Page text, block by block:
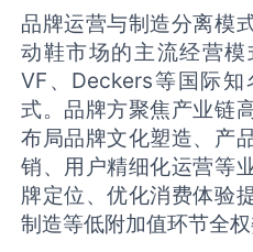
品牌运营与制造分离模
动鞋市场的主流经营模
VF、Deckers等国际
式。品牌方聚焦产业链
布局品牌文化塑造、产
销、用户精细化运营等
牌定位、优化消费体验
制造等低附加值环节全权